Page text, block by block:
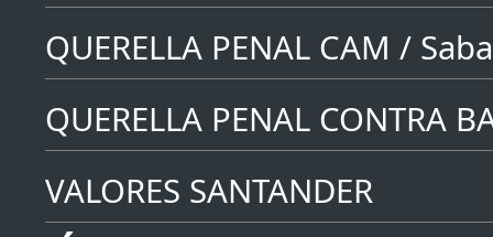
QUERELLA PENAL CAM /
QUERELLA PENAL CONTRA
VALORES SANTANDER